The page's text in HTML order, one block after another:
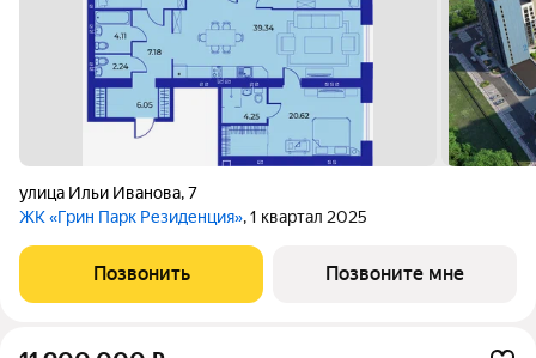
улица Ильи Иванова,7
ЖК «Грин Парк Резиденция», 1 квартал 2025
Позвонить Позвоните мне